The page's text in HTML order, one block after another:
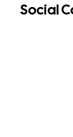
Social